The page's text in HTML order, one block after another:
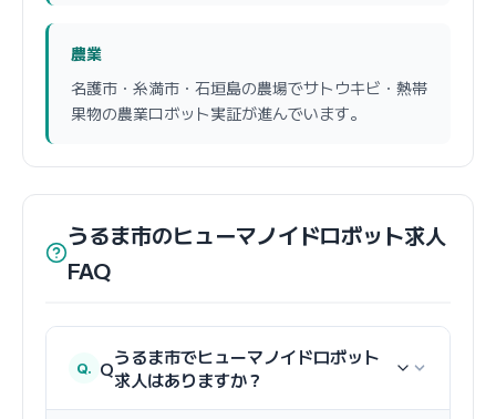
農業
名護市・糸満市・石垣島の農場でサトウキビ・熱帯
果物の農業ロボット実証が進んでいます。
うるま市のヒューマノイドロボット求人
FAQ
Qうるま市でヒューマノイドロボット
求人はありますか？